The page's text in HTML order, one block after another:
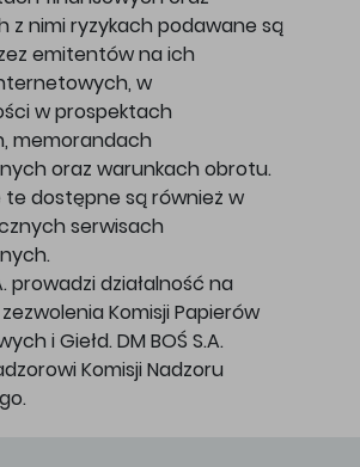
z nimi ryzykach podawane są
emitentów na ich
w
w prospektach
memorandach
oraz warunkach obrotu.
dostępne są również w
serwisach
prowadzi działalność na
Komisji Papierów
i Giełd. DM BOŚ S.A.
Komisji Nadzoru